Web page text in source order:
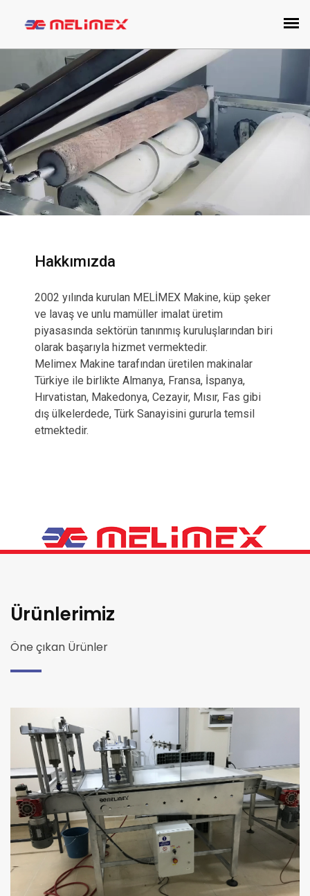
Hakkımızda
2002 yılında kurulan MELİMEX Makine, küp şeker
ve lavaş ve unlu mamüller imalat üretim
piyasasında sektörün tanınmış kuruluşlarından biri
olarak başarıyla hizmet vermektedir.
Melimex Makine tarafından üretilen makinalar
Türkiye ile birlikte Almanya, Fransa, İspanya,
Hırvatistan, Makedonya, Cezayir, Mısır, Fas gibi
dış ülkelerdede, Türk Sanayisini gururla temsil
etmektedir.
Ürünlerimiz
Öne çıkan Ürünler